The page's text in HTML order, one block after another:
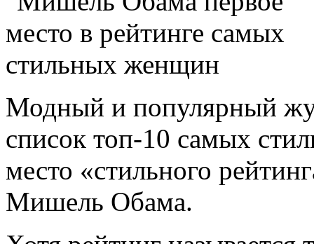
Модный и популярный
список топ-10 самых
место «стильного
Мишель Обама.